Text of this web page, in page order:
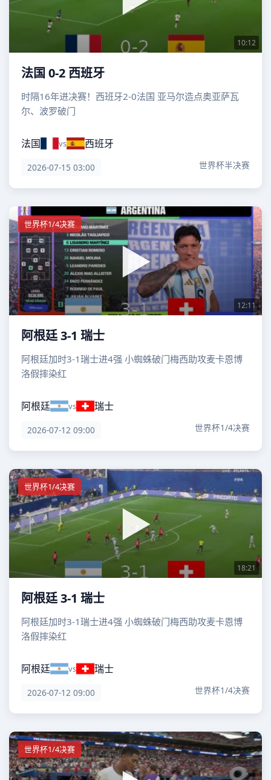
10:12
法国 0-2 西班牙
时隔16年进决赛！西班牙2-0法国 亚马尔造点奥亚萨瓦
尔、波罗破门
法国 vs 西班牙
2026-07-15 03:00 世界杯半决赛
世界杯1/4决赛
12:11
阿根廷 3-1 瑞士
阿根廷加时3-1瑞士进4强 小蜘蛛破门梅西助攻麦卡恩博
洛假摔染红
阿根廷 vs 瑞士
2026-07-12 09:00 世界杯1/4决赛
世界杯1/4决赛
18:21
阿根廷 3-1 瑞士
阿根廷加时3-1瑞士进4强 小蜘蛛破门梅西助攻麦卡恩博
洛假摔染红
阿根廷 vs 瑞士
2026-07-12 09:00 世界杯1/4决赛
世界杯1/4决赛